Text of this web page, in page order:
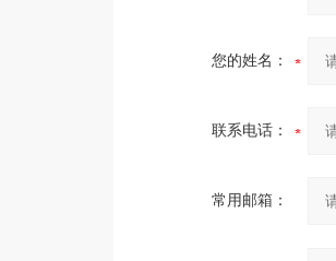
您的姓名：
联系电话：
常用邮箱：